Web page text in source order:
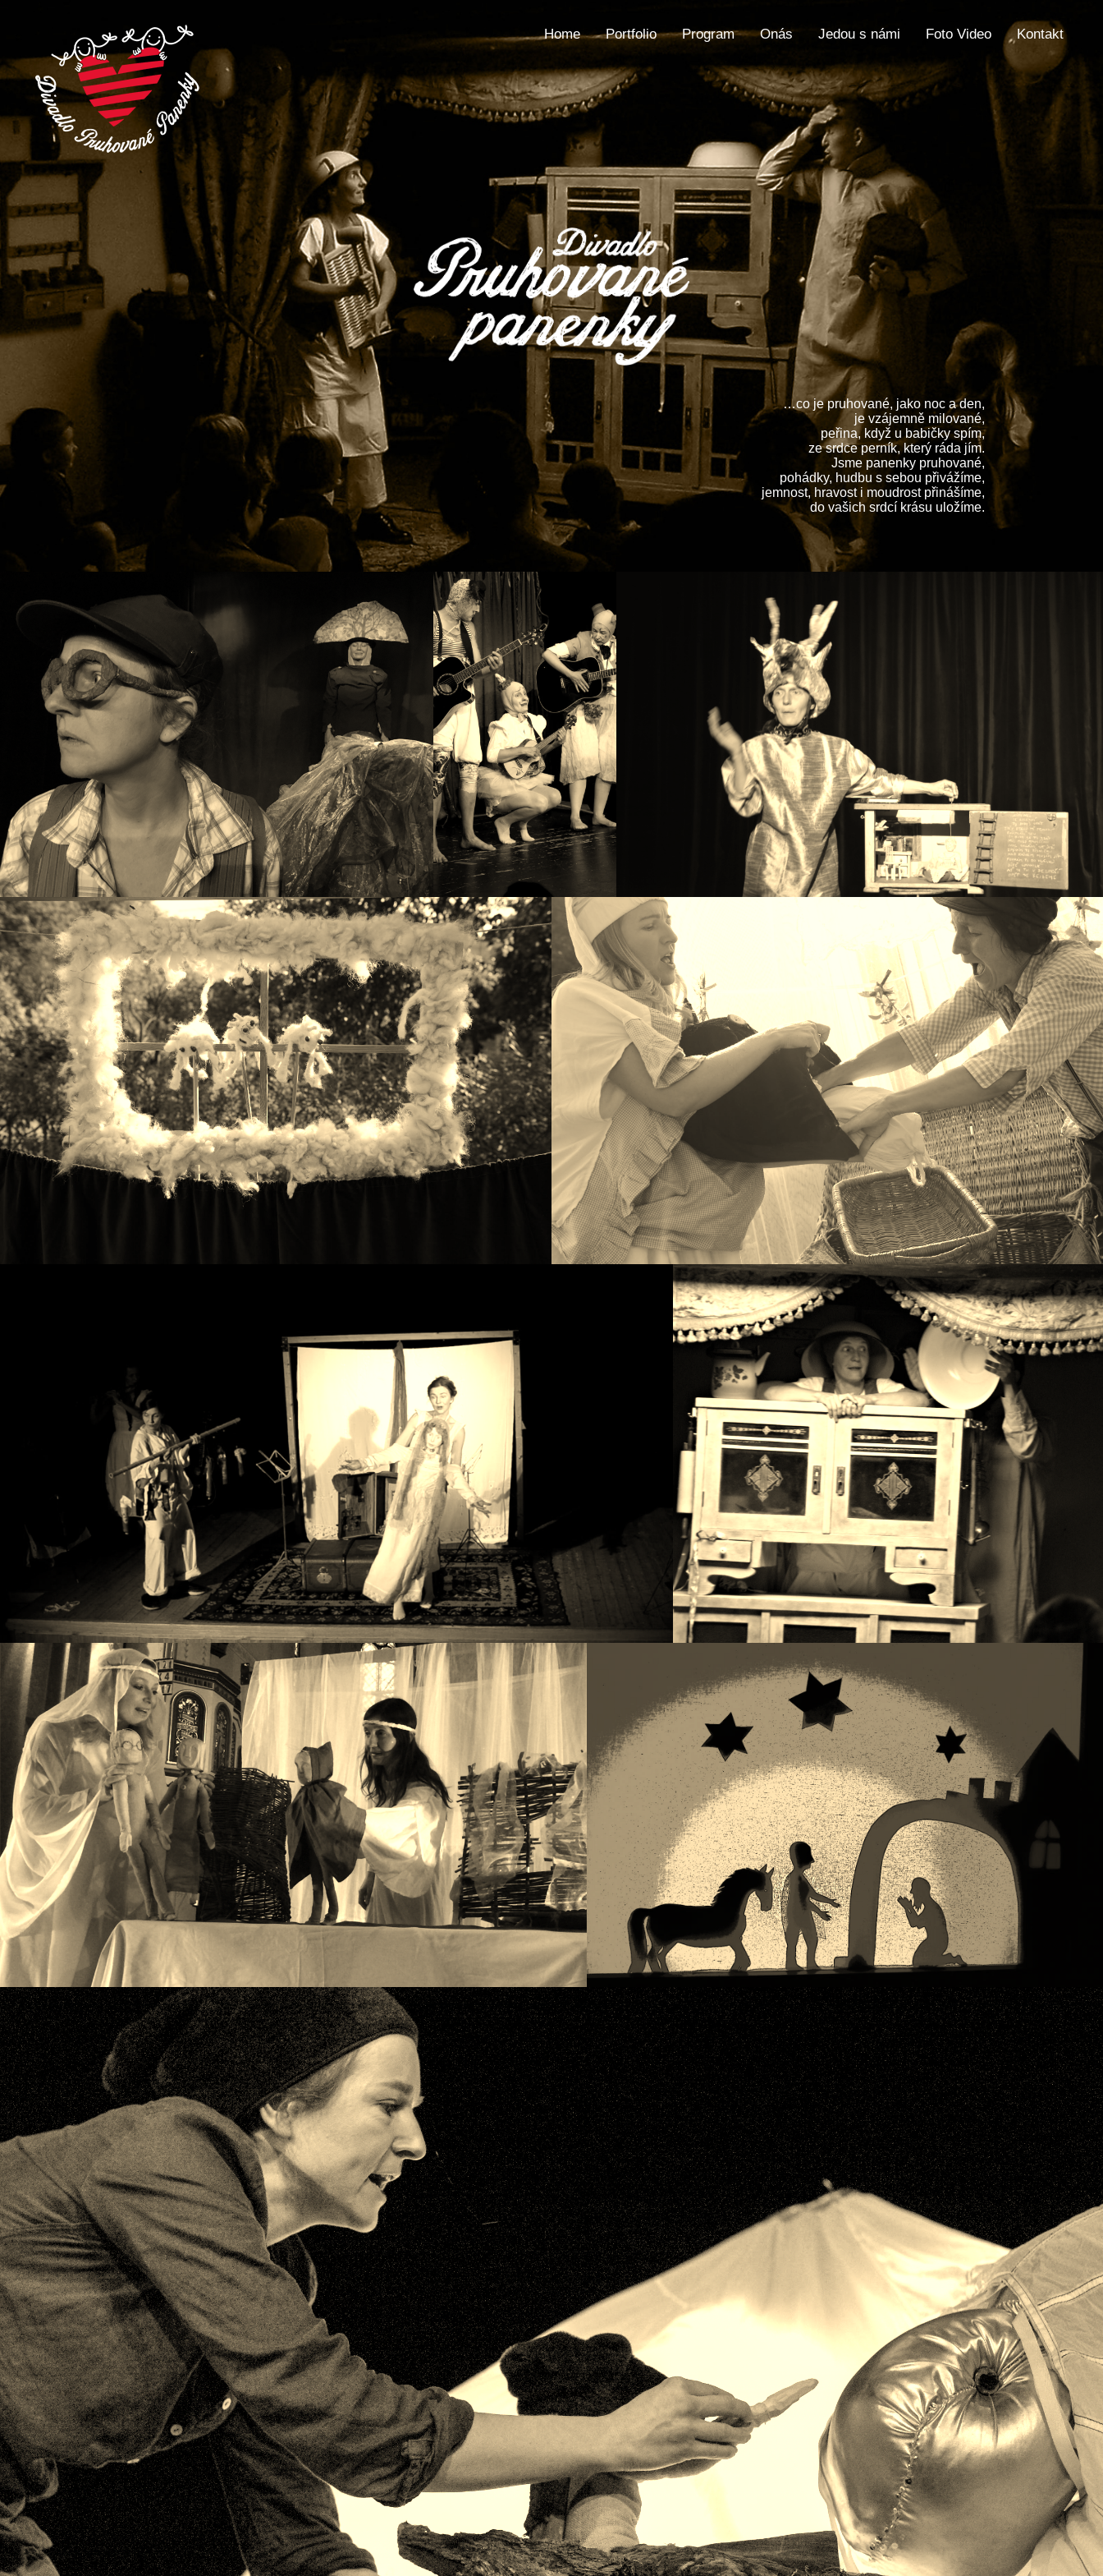
Home Portfolio Program Onás Jedou s námi Foto Video Kontakt
…co je pruhované, jako noc a den,
je vzájemně milované,
peřina, když u babičky spím,
ze srdce perník, který ráda jím.
Jsme panenky pruhované,
pohádky, hudbu s sebou přivážíme,
jemnost, hravost i moudrost přinášíme,
do vašich srdcí krásu uložíme.